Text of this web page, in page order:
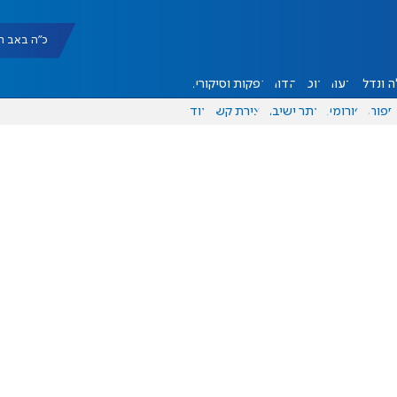
כ"ה באב תשפ"ו
ונדל"ן דעות אוכל יהדות הפקות וסיקורים
ספורט פורומים אתר ישיבה יצירת קשר עוד